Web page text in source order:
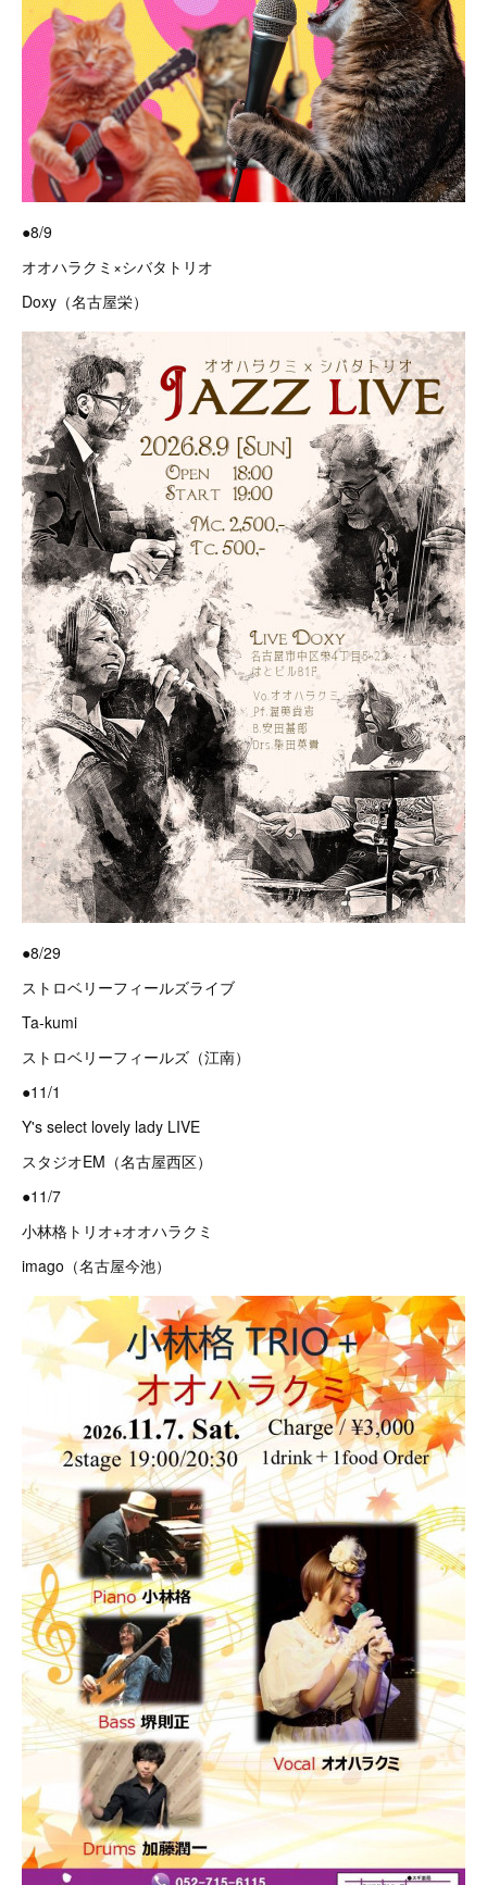
●8/9
オオハラクミ×シバタトリオ
Doxy（名古屋栄）
●8/29
ストロベリーフィールズライブ
Ta-kumi
ストロベリーフィールズ（江南）
●11/1
Y's select lovely lady LIVE
スタジオEM（名古屋西区）
●11/7
小林格トリオ+オオハラクミ
imago（名古屋今池）